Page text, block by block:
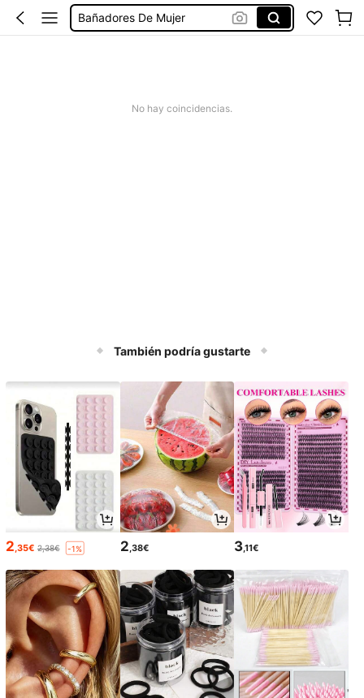
Bañadores De Mujer
No hay coincidencias.
También podría gustarte
2 ,35€ 2,38€ -1% 2 ,38€ 3,11€